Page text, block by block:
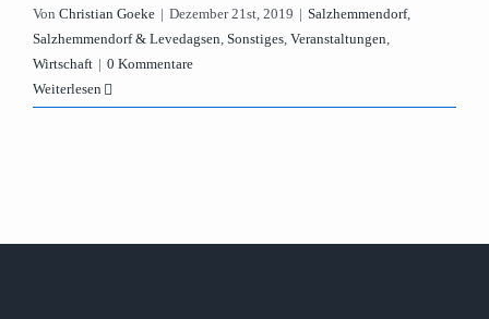
Von Christian Goeke | Dezember 21st, 2019 | Salzhemmendorf,
Salzhemmendorf & Levedagsen, Sonstiges, Veranstaltungen,
Wirtschaft | 0 Kommentare
Weiterlesen